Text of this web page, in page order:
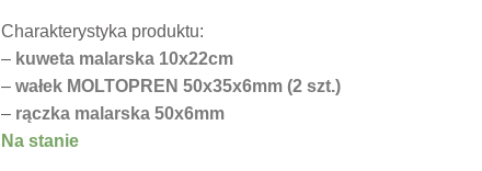
Charakterystyka produktu:
– kuweta malarska 10x22cm
– wałek MOLTOPREN 50x35x6mm (2 szt.)
– rączka malarska 50x6mm
Na stanie